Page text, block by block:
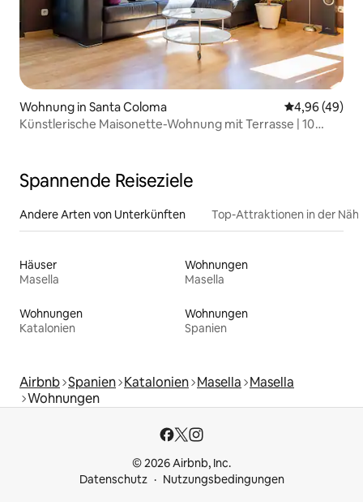
Wohnung in Santa Coloma
4,96 (49)
Künstlerische Maisonette-Wohnung mit Terrasse | 10
Spannende Reiseziele
Andere Arten von Unterkünften Top-Attraktionen in der
Häuser
Masella
Wohnungen
Masella
Wohnungen
Katalonien
Wohnungen
Spanien
Airbnb Spanien Katalonien Masella Masella
Wohnungen
© 2026 Airbnb, Inc.
Datenschutz
Nutzungsbedingungen